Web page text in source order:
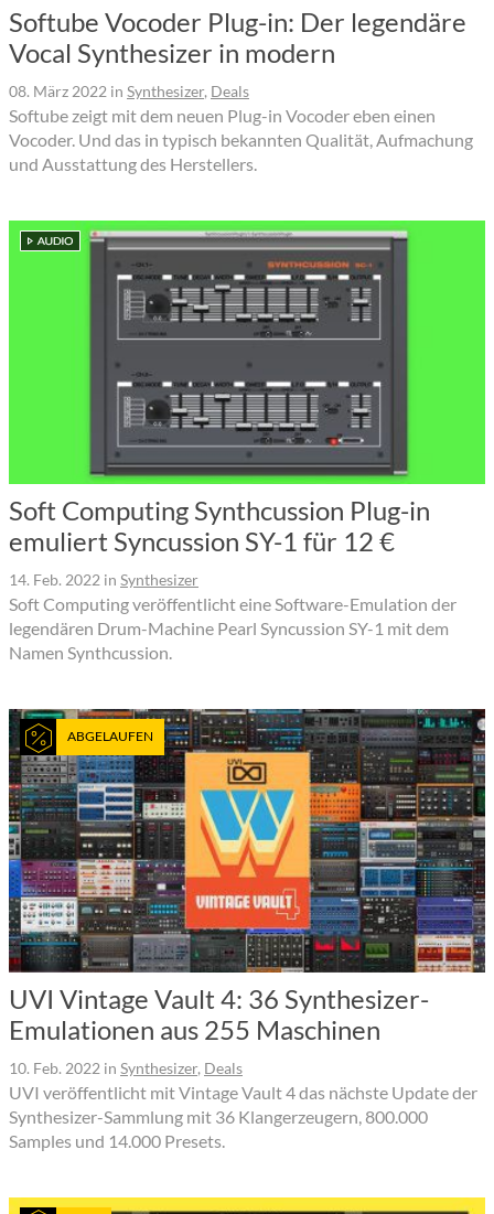
Softube Vocoder Plug-in: Der legendäre
Vocal Synthesizer in modern
08. März 2022 in Synthesizer, Deals
Softube zeigt mit dem neuen Plug-in Vocoder eben einen
Vocoder. Und das in typisch bekannten Qualität, Aufmachung
und Ausstattung des Herstellers.
Soft Computing Synthcussion Plug-in
emuliert Syncussion SY-1 für 12 €
14. Feb. 2022 in Synthesizer
Soft Computing veröffentlicht eine Software-Emulation der
legendären Drum-Machine Pearl Syncussion SY-1 mit dem
Namen Synthcussion.
ABGELAUFEN
UVI Vintage Vault 4: 36 Synthesizer-
Emulationen aus 255 Maschinen
10. Feb. 2022 in Synthesizer, Deals
UVI veröffentlicht mit Vintage Vault 4 das nächste Update der
Synthesizer-Sammlung mit 36 Klangerzeugern, 800.000
Samples und 14.000 Presets.